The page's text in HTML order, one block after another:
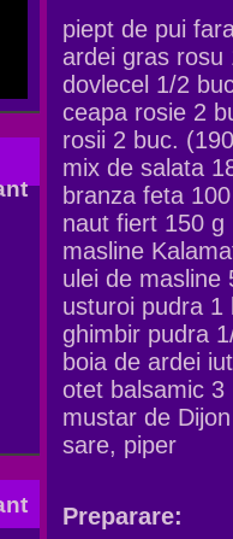
piept de pui
ardei gras rosu
dovlecel 1/2
ceapa rosie 2
rosii 2 buc.
mix de salata
branza feta
naut fiert 150 g
masline
ulei de masline
usturoi pudra 1
ghimbir pudra
boia de ardei
otet balsamic 3
mustar de
sare, piper
Preparare: